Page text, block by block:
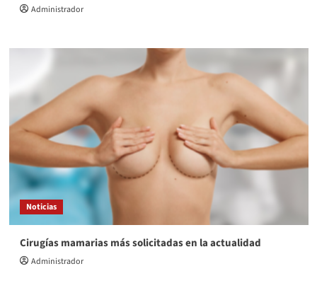
Administrador
Noticias
Cirugías mamarias más solicitadas en la actualidad
Administrador